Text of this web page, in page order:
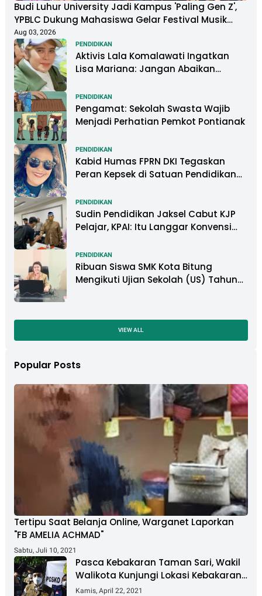
Budi Luhur University Jadi Kampus 'Paling Gen Z',
YPBLC Dukung Mahasiswa Gelar Festival Musik
Berkapasitas Ribuan Penonton
Aug 03, 2026
PENDIDIKAN
Aktivis Lala Komalawati Ingatkan
Lisa Mariana: Jangan Abaikan
DNA
PENDIDIKAN
Pengamat: Sekolah Swasta Wajib
Menjadi Perhatian Pemkot Pontianak
PENDIDIKAN
Kabid Humas FPRN DKI Tegaskan
Peran Kepsek di Satuan Pendidikan
PENDIDIKAN
Sudin Pendidikan Jaksel Cabut KJP
Pelajar, KPAI: Itu Langgar Konvensi
PENDIDIKAN
Ribuan Siswa SMK Kota Bitung
Mengikuti Ujian Sekolah (US) Tahun
VIEW ALL
Popular Posts
Tertipu Saat Belanja Online, Warganet Laporkan
"FB AMELIA ACHMAD"
Sabtu, Juli 10, 2021
Pasca Kebakaran Taman Sari, Wakil
Walikota Kunjungi Lokasi Kebakaran
Dan Salurkan Bantuan
Kamis, April 22, 2021